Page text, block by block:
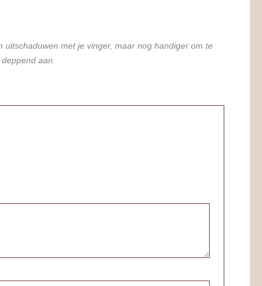
met je vinger, maar nog handiger om te
aan.